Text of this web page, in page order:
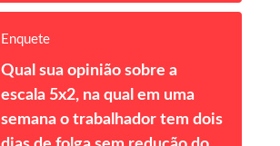
Enquete
Qual sua opinião sobre a
escala 5x2, na qual em uma
semana o trabalhador tem dois